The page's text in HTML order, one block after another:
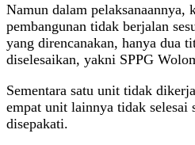
Namun dalam pelaksanaannya,
pembangunan tidak berjalan
yang direncanakan, hanya dua
diselesaikan, yakni SPPG
Sementara satu unit tidak
empat unit lainnya tidak selesai
disepakati.